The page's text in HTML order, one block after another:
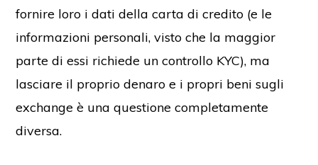
fornire loro i dati della carta di credito (e le
informazioni personali, visto che la maggior
parte di essi richiede un controllo KYC), ma
lasciare il proprio denaro e i propri beni sugli
exchange è una questione completamente
diversa.